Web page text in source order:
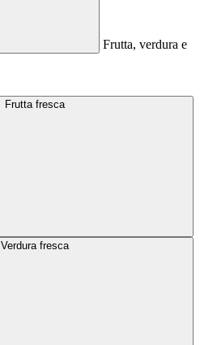
Frutta, verdura e
Frutta fresca
Verdura fresca